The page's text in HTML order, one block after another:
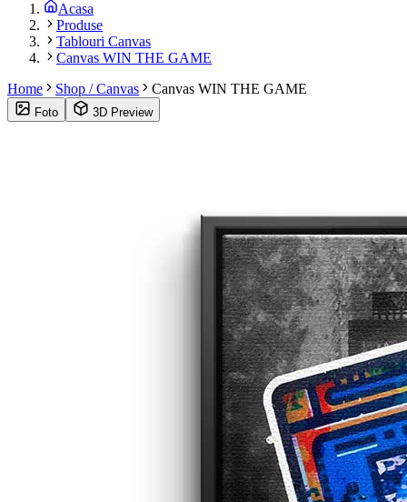
Acasa
Produse
Tablouri Canvas
Canvas WIN THE GAME
Home
Shop / Canvas Canvas WIN THE GAME
Foto 3D Preview